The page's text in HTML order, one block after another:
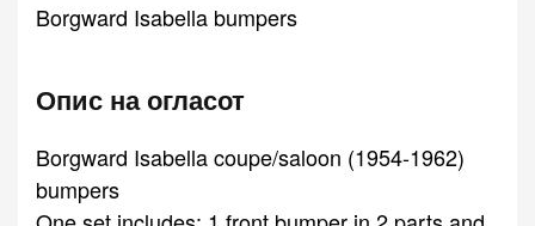
Borgward Isabella bumpers
Опис на огласот
Borgward Isabella coupe/saloon (1954-1962)
bumpers